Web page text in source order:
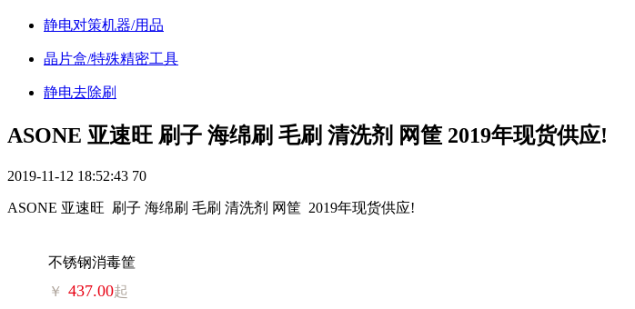
静电对策机器/用品
晶片盒/特殊精密工具
静电去除刷
ASONE 亚速旺 刷子 海绵刷 毛刷 清洗剂 网筐 2019年现货供应!
2019-11-12 18:52:43 70
ASONE 亚速旺 刷子 海绵刷 毛刷 清洗剂 网筐 2019年现货供应!
不锈钢消毒筐
￥ 437.00起